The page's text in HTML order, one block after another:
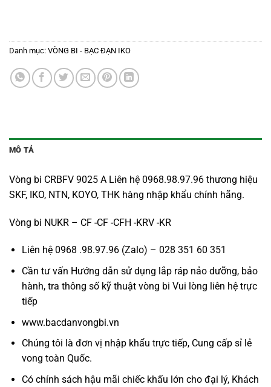
Danh mục: VÒNG BI - BẠC ĐẠN IKO
MÔ TẢ
Vòng bi CRBFV 9025 A Liên hệ 0968.98.97.96 thương hiệu
SKF, IKO, NTN, KOYO, THK hàng nhập khẩu chính hãng.
Vòng bi NUKR – CF -CF -CFH -KRV -KR
Liên hệ 0968 .98.97.96 (Zalo) – 028 351 60 351
Cần tư vấn Hướng dẫn sử dụng lắp ráp nảo dưỡng, bảo
hành, tra thông số kỹ thuật vòng bi Vui lòng liên hệ trực
tiếp
www.bacdanvongbi.vn
Chúng tôi là đơn vị nhập khẩu trực tiếp, Cung cấp sỉ lẻ
vong toàn Quốc.
Có chính sách hậu mãi chiếc khấu lớn cho đại lý, Khách